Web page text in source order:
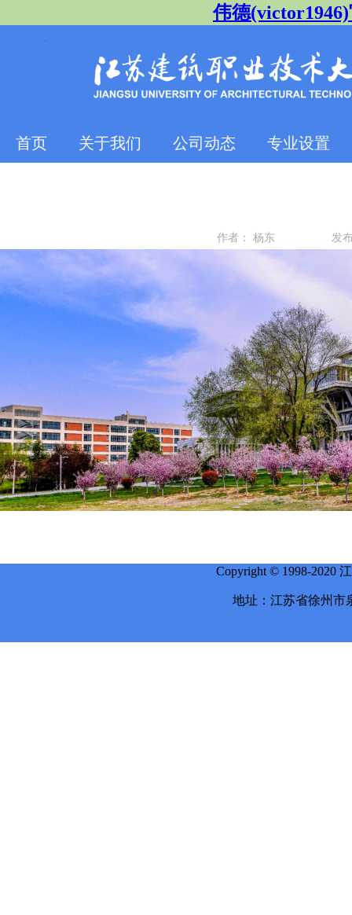
伟德
首页 关于我们 公司动态 专业设置
作者： 杨东 发
Copyright © 1998-2020
地址：江苏省徐州市